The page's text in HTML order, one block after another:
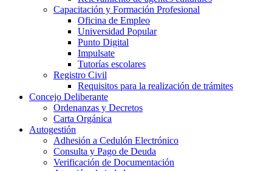
Capacitación y Formación Profesional
Oficina de Empleo
Universidad Popular
Punto Digital
Impulsate
Tutorías escolares
Registro Civil
Requisitos para la realización de trámites
Concejo Deliberante
Ordenanzas y Decretos
Carta Orgánica
Autogestión
Adhesión a Cedulón Electrónico
Consulta y Pago de Deuda
Verificación de Documentación